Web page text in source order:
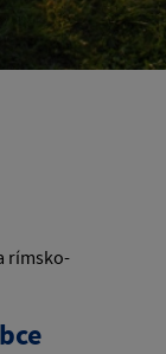
rímsko-